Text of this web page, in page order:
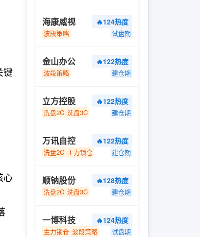
键
心
海康威视 🔥124热度
波段策略 试盘期
金山办公 🔥122热度
波段策略 建仓期
立方控股 🔥122热度
洗盘2C 洗盘3C 建仓期
万讯自控 🔥122热度
洗盘2C 主力锁仓 建仓期
顺钠股份 🔥128热度
洗盘2C 洗盘3C 建仓期
一博科技 🔥124热度
主力锁仓 波段策略 试盘期